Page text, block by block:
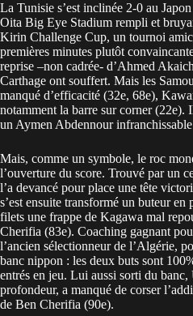
La Tunisie s’est inclinée 2-0 au
Oita Big Eye Stadium rempli et
Kirin Challenge Cup, un tournoi
premières minutes plutôt
reprise –non cadrée- d’Ahmed
Carthage ont souffert. Mais les
manqué d’efficacité (32e, 68e),
notamment la barre sur corner (22e).
un Aymen Abdennour
Mais, comme un symbole, le roc
l’ouverture du score. Trouvé par un
l’a devancé pour place une tête
s’est ensuite transformé un buteur en
filets une frappe de Kagawa mal
Cherifia (83e). Coaching gagnant
l’ancien sélectionneur de l’Algérie,
banc nippon : les deux buts sont
entrés en jeu. Lui aussi sorti du banc,
profondeur, a manqué de corser
de Ben Cherifia (90e).